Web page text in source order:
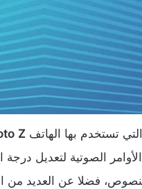
تستخدم بها الهاتفZ
الصوتية لتعديل
فضلا عن العديد من